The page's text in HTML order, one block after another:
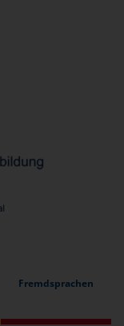
Fremdsprachen